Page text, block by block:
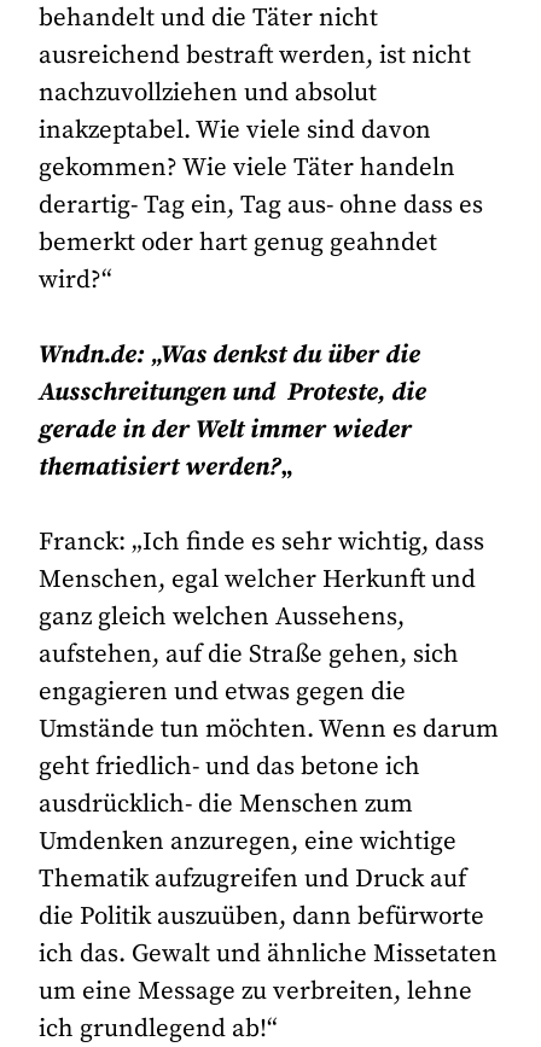
behandelt und die Täter nicht
ausreichend bestraft werden, ist nicht
nachzuvollziehen und absolut
inakzeptabel. Wie viele sind davon
gekommen? Wie viele Täter handeln
derartig- Tag ein, Tag aus- ohne dass es
bemerkt oder hart genug geahndet
wird?“
Wndn.de: „Was denkst du über die
Ausschreitungen und Proteste, die
gerade in der Welt immer wieder
thematisiert werden?„
Franck: „Ich finde es sehr wichtig, dass
Menschen, egal welcher Herkunft und
ganz gleich welchen Aussehens,
aufstehen, auf die Straße gehen, sich
engagieren und etwas gegen die
Umstände tun möchten. Wenn es darum
geht friedlich- und das betone ich
ausdrücklich- die Menschen zum
Umdenken anzuregen, eine wichtige
Thematik aufzugreifen und Druck auf
die Politik auszuüben, dann befürworte
ich das. Gewalt und ähnliche Missetaten
um eine Message zu verbreiten, lehne
ich grundlegend ab!“